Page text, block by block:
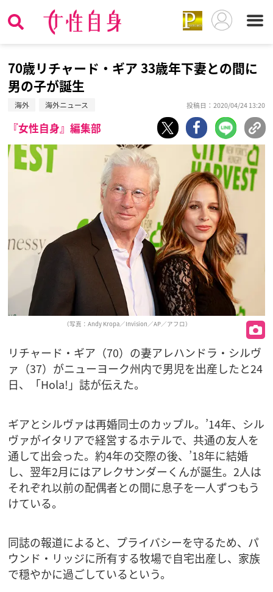
70歳リチャード・ギア 33歳年下妻との間に
男の子が誕生
海外 海外ニュース 投稿日：2020/04/24 13:20
『女性自身』編集部
（写真：Andy Kropa／Invision／AP／アフロ）
リチャード・ギア（70）の妻アレハンドラ・シルヴ
ァ（37）がニューヨーク州内で男児を出産したと24
日、「Hola!」誌が伝えた。
ギアとシルヴァは再婚同士のカップル。’14年、シル
ヴァがイタリアで経営するホテルで、共通の友人を
通して出会った。約4年の交際の後、’18年に結婚
し、翌年2月にはアレクサンダーくんが誕生。2人は
それぞれ以前の配偶者との間に息子を一人ずつもう
けている。
同誌の報道によると、プライバシーを守るため、パ
ウンド・リッジに所有する牧場で自宅出産し、家族
で穏やかに過ごしているという。